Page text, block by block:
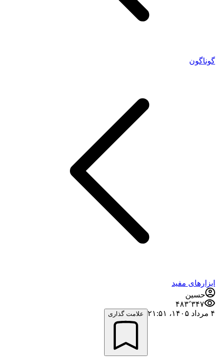
گوناگون
ابزارهای مفید
حسین
۴۸۳٬۳۴۷
۴ مرداد ۱۴۰۵،‏ ۲۱:۵۱
علامت گذاری